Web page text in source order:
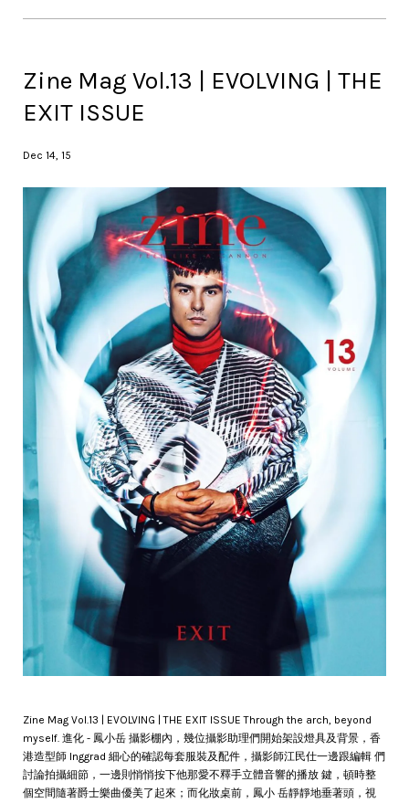
Zine Mag Vol.13 | EVOLVING | THE
EXIT ISSUE
Dec 14, 15
Zine Mag Vol.13 | EVOLVING | THE EXIT ISSUE Through the arch, beyond
myself. 進化 - 鳳小岳 攝影棚內，幾位攝影助理們開始架設燈具及背景，香
港造型師 Inggrad 細心的確認每套服裝及配件，攝影師江民仕一邊跟編輯 們
討論拍攝細節，一邊則悄悄按下他那愛不釋手立體音響的播放 鍵，頓時整
個空間隨著爵士樂曲優美了起來；而化妝桌前，鳳小 岳靜靜地垂著頭，視